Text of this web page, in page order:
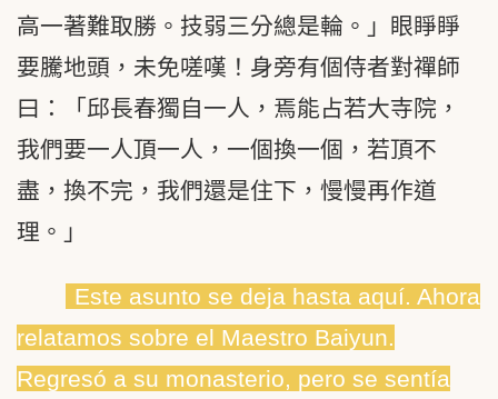
高一著難取勝。技弱三分總是輪。」眼睜睜
要騰地頭，未免嗟嘆！身旁有個侍者對禪師
曰：「邱長春獨自一人，焉能占若大寺院，
我們要一人頂一人，一個換一個，若頂不
盡，換不完，我們還是住下，慢慢再作道
理。」
Este asunto se deja hasta aquí. Ahora
relatamos sobre el Maestro Baiyun.
Regresó a su monasterio, pero se sentía